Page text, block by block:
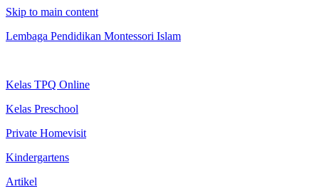
Skip to main content
Lembaga Pendidikan Montessori Islam
Kelas TPQ Online
Kelas Preschool
Private Homevisit
Kindergartens
Artikel